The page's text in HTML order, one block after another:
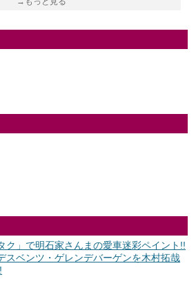
ク」で明石家さんまの愛車迷彩ペイント!!
スベンツ・ゲレンデバーゲンを木村拓哉